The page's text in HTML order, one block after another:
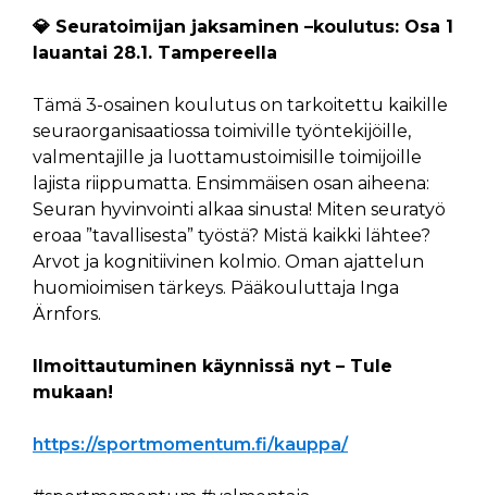
💎 Seuratoimijan jaksaminen –koulutus: Osa 1
lauantai 28.1. Tampereella
Tämä 3-osainen koulutus on tarkoitettu kaikille
seuraorganisaatiossa toimiville työntekijöille,
valmentajille ja luottamustoimisille toimijoille
lajista riippumatta. Ensimmäisen osan aiheena:
Seuran hyvinvointi alkaa sinusta! Miten seuratyö
eroaa ”tavallisesta” työstä? Mistä kaikki lähtee?
Arvot ja kognitiivinen kolmio. Oman ajattelun
huomioimisen tärkeys. Pääkouluttaja Inga
Ärnfors.
Ilmoittautuminen käynnissä nyt – Tule
mukaan!
https://sportmomentum.fi/kauppa/